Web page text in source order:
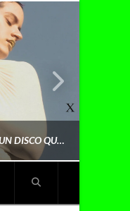
#REVIEW: LUX. ROSALÍA Y UN DISCO QUE REDEFINE LO QUE SIGNIFICA SER ARTISTA